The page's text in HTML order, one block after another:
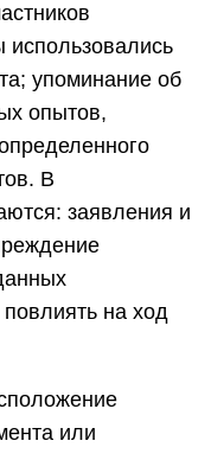
использовались
упоминание об
опытов,
В
заявления и
на ход
или